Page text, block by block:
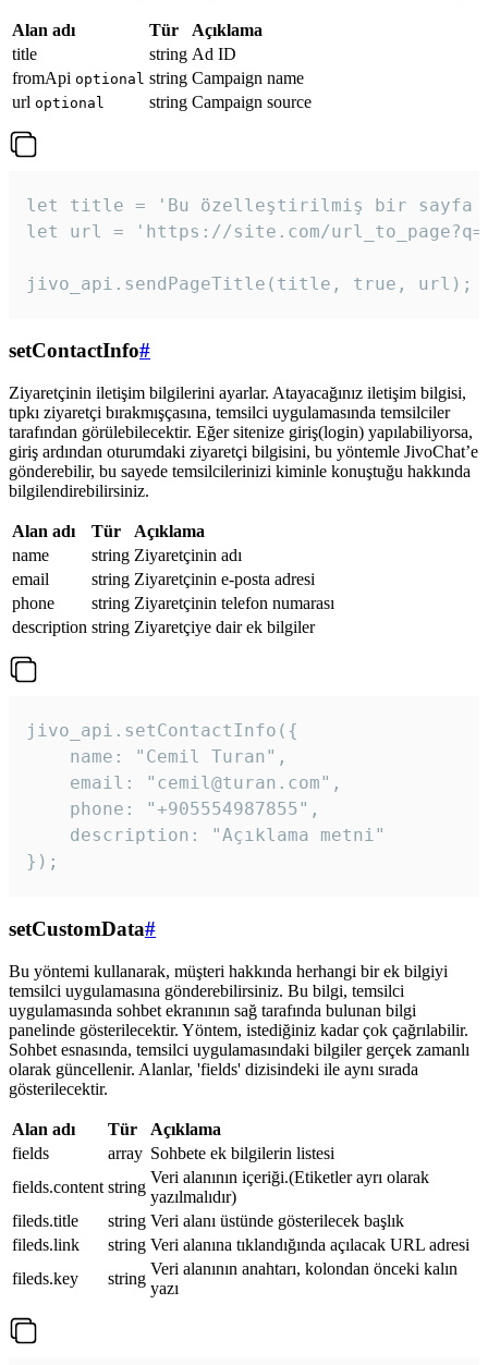
Alan adı Tür
Açıklama
title
string Ad ID
fromApi optional string Campaign name
url optional string Campaign source
let title = 'Bu özelleştirilmiş bir sayfa
let url = 'https://site.com/
jivo_api.sendPageTitle(title, true, url);
setContactInfo#
Ziyaretçinin iletişim bilgilerini ayarlar. Atayacağınız iletişim bilgisi,
tıpkı ziyaretçi bırakmışçasına, temsilci uygulamasında temsilciler
tarafından görülebilecektir. Eğer sitenize giriş(login) yapılabiliyorsa,
giriş ardından oturumdaki ziyaretçi bilgisini, bu yöntemle JivoChat’e
gönderebilir, bu sayede temsilcilerinizi kiminle konuştuğu hakkında
bilgilendirebilirsiniz.
Alan adı Tür
Açıklama
name
string Ziyaretçinin adı
email
string Ziyaretçinin e-posta adresi
phone
string Ziyaretçinin telefon numarası
description string Ziyaretçiye dair ek bilgiler
jivo_api.setContactInfo({
    name: "Cemil Turan",
    email: "cemil@turan.com",
    phone: "+905554987855",
    description: "Açıklama metni"
});
setCustomData#
Bu yöntemi kullanarak, müşteri hakkında herhangi bir ek bilgiyi
temsilci uygulamasına gönderebilirsiniz. Bu bilgi, temsilci
uygulamasında sohbet ekranının sağ tarafında bulunan bilgi
panelinde gösterilecektir. Yöntem, istediğiniz kadar çok çağrılabilir.
Sohbet esnasında, temsilci uygulamasındaki bilgiler gerçek zamanlı
olarak güncellenir. Alanlar, 'fields' dizisindeki ile aynı sırada
gösterilecektir.
Alan adı Tür
Açıklama
fields
array Sohbete ek bilgilerin listesi
fields.content string
Veri alanının içeriği.(Etiketler ayrı olarak
yazılmalıdır)
fileds.title
string Veri alanı üstünde gösterilecek başlık
fileds.link
string Veri alanına tıklandığında açılacak URL adresi
fileds.key
string
Veri alanının anahtarı, kolondan önceki kalın
yazı